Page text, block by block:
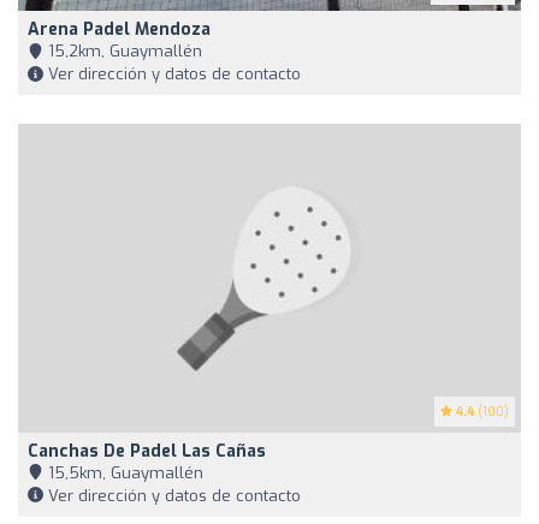
Arena Padel Mendoza
15,2km, Guaymallén
Ver dirección y datos de contacto
4.4 (100)
Canchas De Padel Las Cañas
15,5km, Guaymallén
Ver dirección y datos de contacto